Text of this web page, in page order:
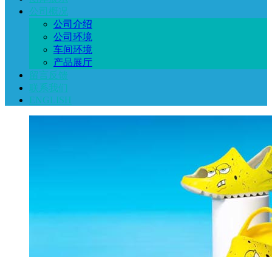
公司概况
公司介绍
公司环境
车间环境
产品展厅
留言反馈
联系我们
ENGLISH